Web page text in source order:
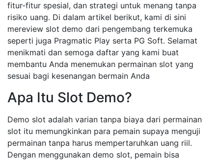
fitur-fitur spesial, dan strategi untuk menang tanpa
risiko uang. Di dalam artikel berikut, kami di sini
mereview slot demo dari pengembang terkemuka
seperti juga Pragmatic Play serta PG Soft. Selamat
menikmati dan semoga daftar yang kami buat
membantu Anda menemukan permainan slot yang
sesuai bagi kesenangan bermain Anda
Apa Itu Slot Demo?
Demo slot adalah varian tanpa biaya dari permainan
slot itu memungkinkan para pemain supaya menguji
permainan tanpa harus mempertaruhkan uang riil.
Dengan menggunakan demo slot, pemain bisa